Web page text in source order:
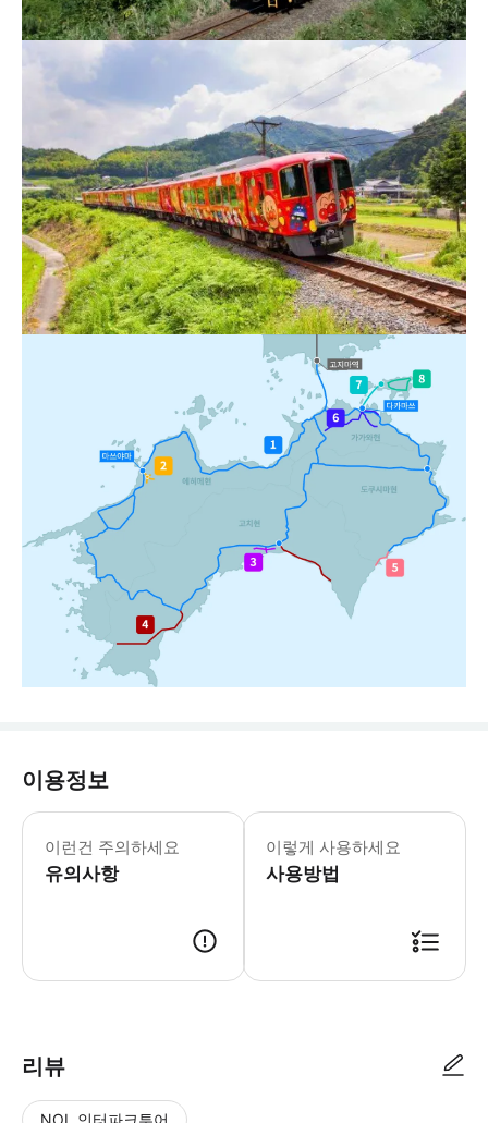
이용정보
이런건 주의하세요
유의사항
[주의사항] ※이 상품은 자동 예약 상
이렇게 사용하세요
사용방법
리뷰